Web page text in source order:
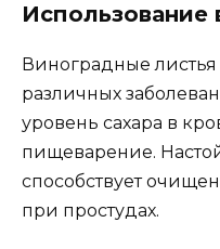
Использование
Виноградные
различных
уровень сахара в
пищеварение.
способствует
при простудах.